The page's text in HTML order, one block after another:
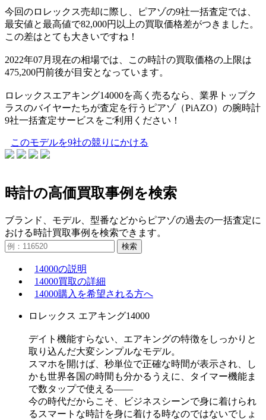
今回のロレックス売却に際し、ピアゾの9社一括査定では、
最安値と最高値で82,000円以上の買取価格差がつきました。
この差はとても大きいですね！
2022年07月現在の相場では、この時計の買取価格の上限は
475,200円前後が目安となっています。
ロレックスエアキング14000を高く売るなら、業界トップク
ラスのバイヤーたちが査定を行うピアゾ（PiAZO）の腕時計
9社一括査定サービスをご利用ください！
このモデルを9社の競りにかける
時計の高価買取事例を検索
ブランド、モデル、型番などからピアゾの過去の一括査定に
おける時計買取事例を検索できます。
検索
14000の説明
14000買取の詳細
14000購入を希望される方へ
ロレックス エアキング14000
デイト機能すらない、エアキングの特徴をしっかりと
取り込んだ大変シンプルなモデル。
スマホを開けば、秒単位で正確な時間が表示され、し
かも世界各国の時間も分かるうえに、タイマー機能ま
で数タップで使える――
今の時代だからこそ、ビジネスシーンで身に着けられ
るスマートな時計を身に着ける時なのではないでしょ